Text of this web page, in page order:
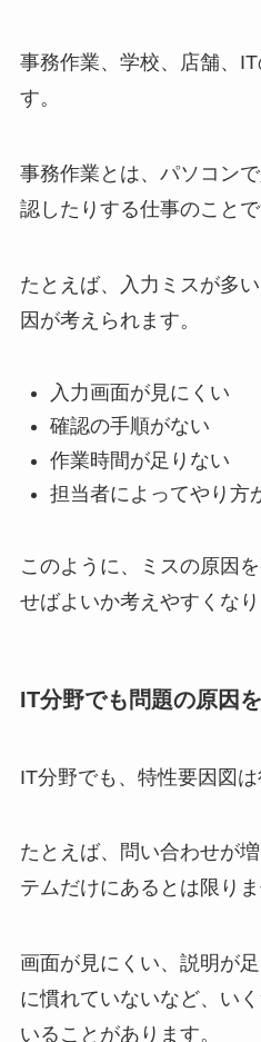
事務作業、学校、店舗、
す。
事務作業とは、パソコン
認したりする仕事のことで
たとえば、入力ミスが多
因が考えられます。
入力画面が見にくい
確認の手順がない
作業時間が足りない
担当者によってやり方
このように、ミスの原因
せばよいか考えやすくなり
IT分野でも問題の原因
IT分野でも、特性要因図は
たとえば、問い合わせが
テムだけにあるとは限りま
画面が見にくい、説明が
に慣れていないなど、い
いることがあります。